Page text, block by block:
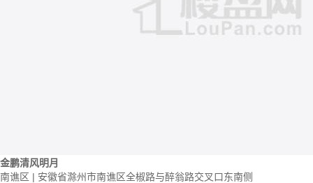
金鹏清风明月
南谯区 | 安徽省滁州市南谯区全椒路与醉翁路交叉口东南侧